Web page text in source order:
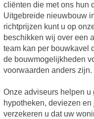
cliënten die met ons hun
Uitgebreide nieuwbouw
richtprijzen kunt u op
beschikken wij over een
team kan per bouwkavel
de bouwmogelijkheden
voorwaarden anders zijn.
Onze adviseurs helpen u
hypotheken, deviezen
verzekeren u dat uw